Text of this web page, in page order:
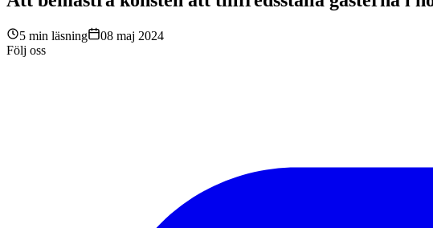
5 min läsning
08 maj 2024
Följ oss